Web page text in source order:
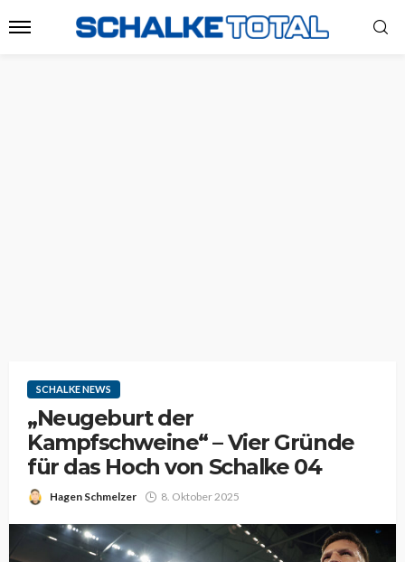
SCHALKE NEWS
„Neugeburt der
Kampfschweine“ – Vier Gründe
für das Hoch von Schalke 04
Hagen Schmelzer 8. Oktober 2025